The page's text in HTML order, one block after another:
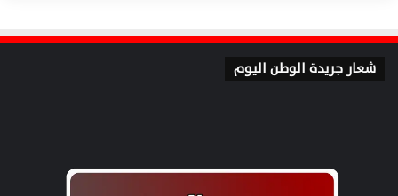
شعار جريدة الوطن اليوم